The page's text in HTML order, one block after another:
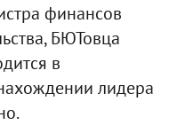
финансов
БЮТовца
в
лидера